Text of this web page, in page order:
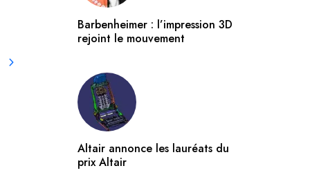
Barbenheimer : l’impression 3D
rejoint le mouvement
Altair annonce les lauréats du
prix Altair